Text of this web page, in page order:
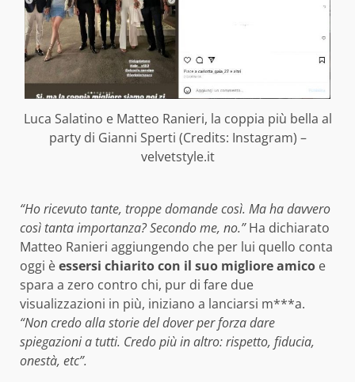
Luca Salatino e Matteo Ranieri, la coppia più bella al
party di Gianni Sperti (Credits: Instagram) –
velvetstyle.it
“Ho ricevuto tante, troppe domande così. Ma ha davvero
così tanta importanza? Secondo me, no.”Ha dichiarato
Matteo Ranieri aggiungendo che per lui quello conta
oggi èessersi chiarito con il suo migliore amico e
spara a zero contro chi, pur di fare due
visualizzazioni in più, iniziano a lanciarsi m***a.
“Non credo alla storie del dover per forza dare
spiegazioni a tutti. Credo più in altro: rispetto, fiducia,
onestà, etc”.